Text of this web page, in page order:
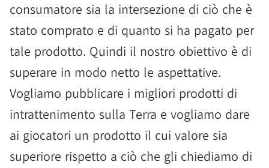
consumatore sia la intersezione di ciò che è
stato comprato e di quanto si ha pagato per
tale prodotto. Quindi il nostro obiettivo è di
superare in modo netto le aspettative.
Vogliamo pubblicare i migliori prodotti di
intrattenimento sulla Terra e vogliamo dare
ai giocatori un prodotto il cui valore sia
superiore rispetto a ciò che gli chiediamo di